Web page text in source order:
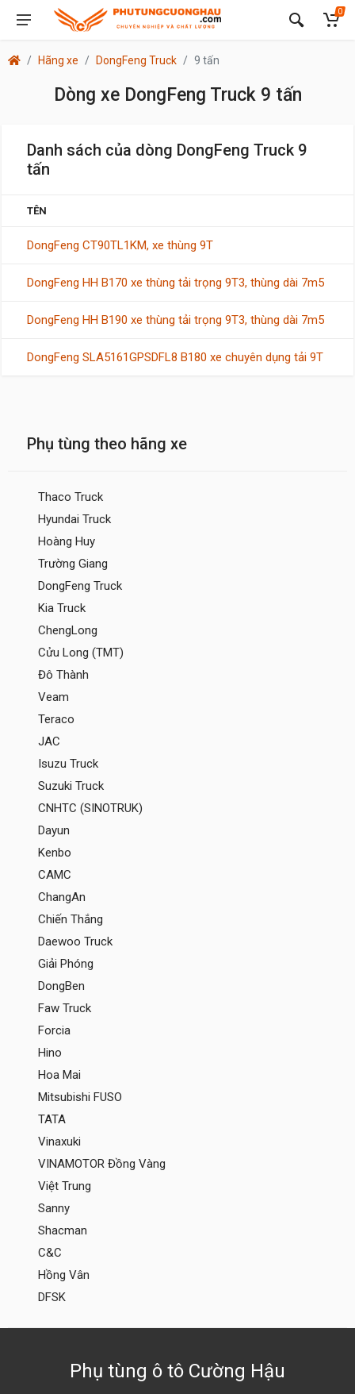
0
Hãng xe DongFeng Truck 9 tấn
Dòng xe DongFeng Truck 9 tấn
Phụ tùng theo hãng xe
Thaco Truck
Hyundai Truck
Hoàng Huy
Trường Giang
DongFeng Truck
Kia Truck
ChengLong
Cửu Long (TMT)
Đô Thành
Veam
Teraco
JAC
Isuzu Truck
Suzuki Truck
CNHTC (SINOTRUK)
Dayun
Kenbo
CAMC
ChangAn
Chiến Thắng
Daewoo Truck
Giải Phóng
DongBen
Faw Truck
Forcia
Hino
Hoa Mai
Mitsubishi FUSO
TATA
Vinaxuki
VINAMOTOR Đồng Vàng
Việt Trung
Sanny
Shacman
C&C
Hồng Vân
DFSK
Danh sách của dòng DongFeng Truck 9
tấn
TÊN
DongFeng CT90TL1KM, xe thùng 9T
DongFeng HH B170 xe thùng tải trọng 9T3, thùng dài 7m5
DongFeng HH B190 xe thùng tải trọng 9T3, thùng dài 7m5
DongFeng SLA5161GPSDFL8 B180 xe chuyên dụng tải 9T
Phụ tùng ô tô Cường Hậu